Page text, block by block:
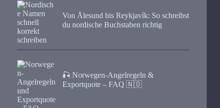
Von Ålesund bis Reykjavík: So schreibst
du nordische Buchstaben richtig
🎣 Norwegen-Angelregeln &
Exportquote – FAQ 🇳🇴